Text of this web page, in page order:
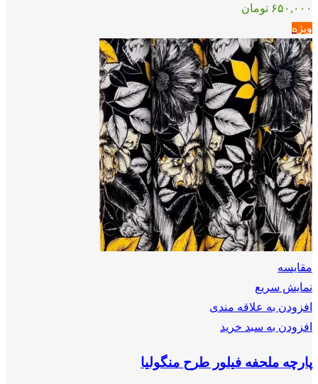
۶۵۰,۰۰۰ تومان
ویژه
مقايسه
نمایش سریع
افزودن به علاقه مندی
افزودن به سبد خرید
پارچه ملحفه فیلور طرح منگولیا